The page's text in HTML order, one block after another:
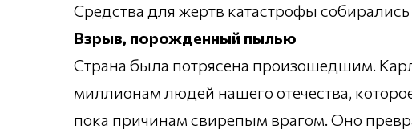
Средства для жертв катастрофы
Взрыв, порожденный пылью
Страна была потрясена произошедшим.
миллионам людей нашего отечества,
пока причинам свирепым врагом. Оно